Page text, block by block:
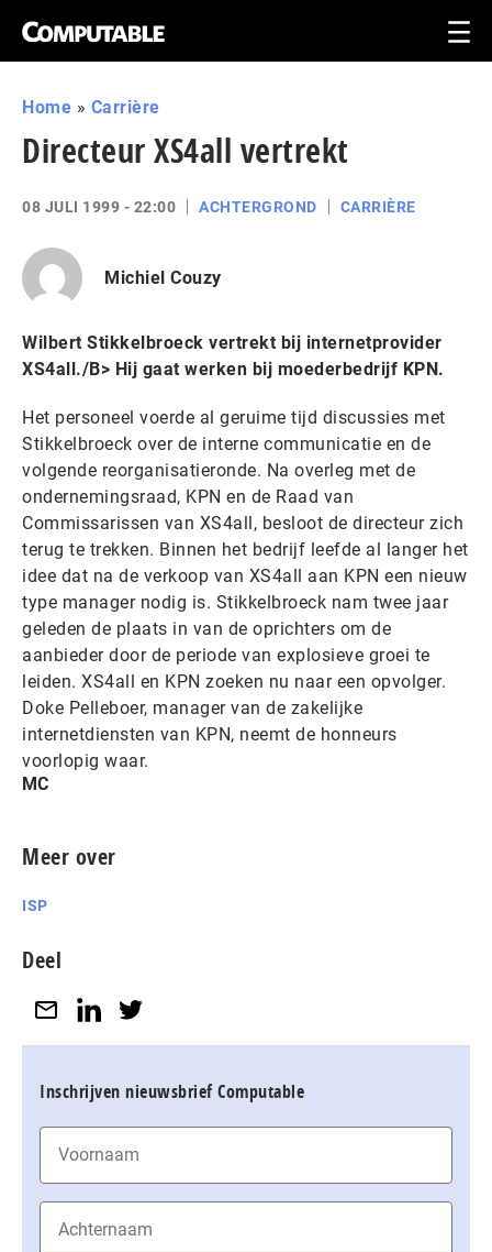
Home » Carrière
Directeur XS4all vertrekt
08 JULI 1999 - 22:00 ACHTERGROND CARRIÈRE
Michiel Couzy
Wilbert Stikkelbroeck vertrekt bij internetprovider
XS4all./B> Hij gaat werken bij moederbedrijf KPN.
Het personeel voerde al geruime tijd discussies met
Stikkelbroeck over de interne communicatie en de
volgende reorganisatieronde. Na overleg met de
ondernemingsraad, KPN en de Raad van
Commissarissen van XS4all, besloot de directeur zich
terug te trekken. Binnen het bedrijf leefde al langer het
idee dat na de verkoop van XS4all aan KPN een nieuw
type manager nodig is. Stikkelbroeck nam twee jaar
geleden de plaats in van de oprichters om de
aanbieder door de periode van explosieve groei te
leiden. XS4all en KPN zoeken nu naar een opvolger.
Doke Pelleboer, manager van de zakelijke
internetdiensten van KPN, neemt de honneurs
voorlopig waar.
MC
Meer over
ISP
Deel
Inschrijven nieuwsbrief Computable